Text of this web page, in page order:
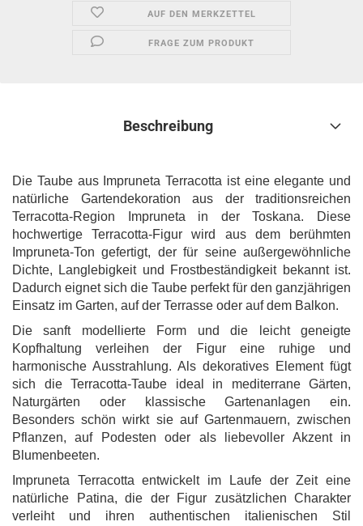
AUF DEN MERKZETTEL
FRAGE ZUM PRODUKT
Beschreibung
Die Taube aus Impruneta Terracotta ist eine elegante und
natürliche Gartendekoration aus der traditionsreichen
Terracotta-Region Impruneta in der Toskana. Diese
hochwertige Terracotta-Figur wird aus dem berühmten
Impruneta-Ton gefertigt, der für seine außergewöhnliche
Dichte, Langlebigkeit und Frostbeständigkeit bekannt ist.
Dadurch eignet sich die Taube perfekt für den ganzjährigen
Einsatz im Garten, auf der Terrasse oder auf dem Balkon.
Die sanft modellierte Form und die leicht geneigte
Kopfhaltung verleihen der Figur eine ruhige und
harmonische Ausstrahlung. Als dekoratives Element fügt
sich die Terracotta-Taube ideal in mediterrane Gärten,
Naturgärten oder klassische Gartenanlagen ein.
Besonders schön wirkt sie auf Gartenmauern, zwischen
Pflanzen, auf Podesten oder als liebevoller Akzent in
Blumenbeeten.
Impruneta Terracotta entwickelt im Laufe der Zeit eine
natürliche Patina, die der Figur zusätzlichen Charakter
verleiht und ihren authentischen italienischen Stil